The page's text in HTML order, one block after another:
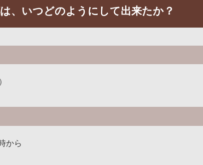
、いつどのようにして出来たか？
から